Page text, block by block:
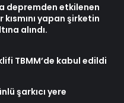
depremden etkilenen
kısmını yapan şirketin
alındı.
TBMM’de kabul edildi
şarkıcı yere